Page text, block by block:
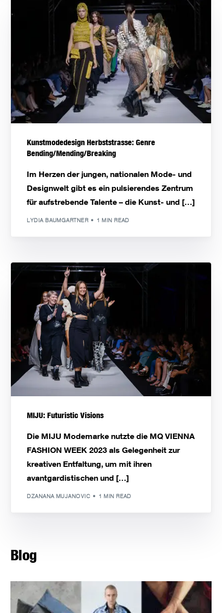
Kunstmodedesign Herbststrasse: Genre
Bending/Mending/Breaking
Im Herzen der jungen, nationalen Mode- und
Designwelt gibt es ein pulsierendes Zentrum
für aufstrebende Talente – die Kunst- und […]
LYDIA BAUMGARTNER 1 MIN READ
MIJU: Futuristic Visions
Die MIJU Modemarke nutzte die MQ VIENNA
FASHION WEEK 2023 als Gelegenheit zur
kreativen Entfaltung, um mit ihren
avantgardistischen und […]
DZANANA MUJANOVIC 1 MIN READ
Blog